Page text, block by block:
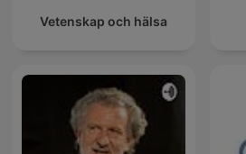
Vetenskap och hälsa